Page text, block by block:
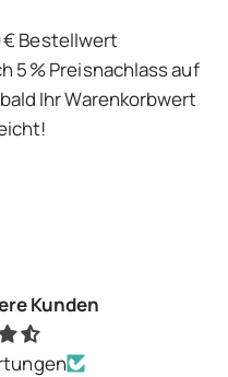
€ Bestellwert
5 % Preisnachlass auf
Ihr Warenkorbwert
Kunden